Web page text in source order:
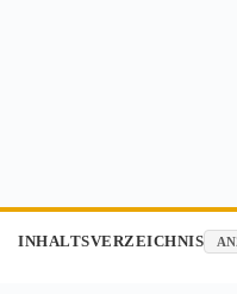
INHALTSVERZEICHNIS